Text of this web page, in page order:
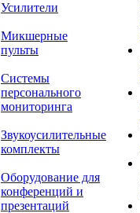
Усилители
Микшерные
пульты
Системы
персонального
мониторинга
Звукоусилительные
комплекты
Оборудование для
конференций и
презентаций